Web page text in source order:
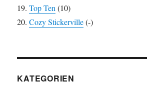
Top Ten (10)
Cozy Stickerville(-)
KATEGORIEN